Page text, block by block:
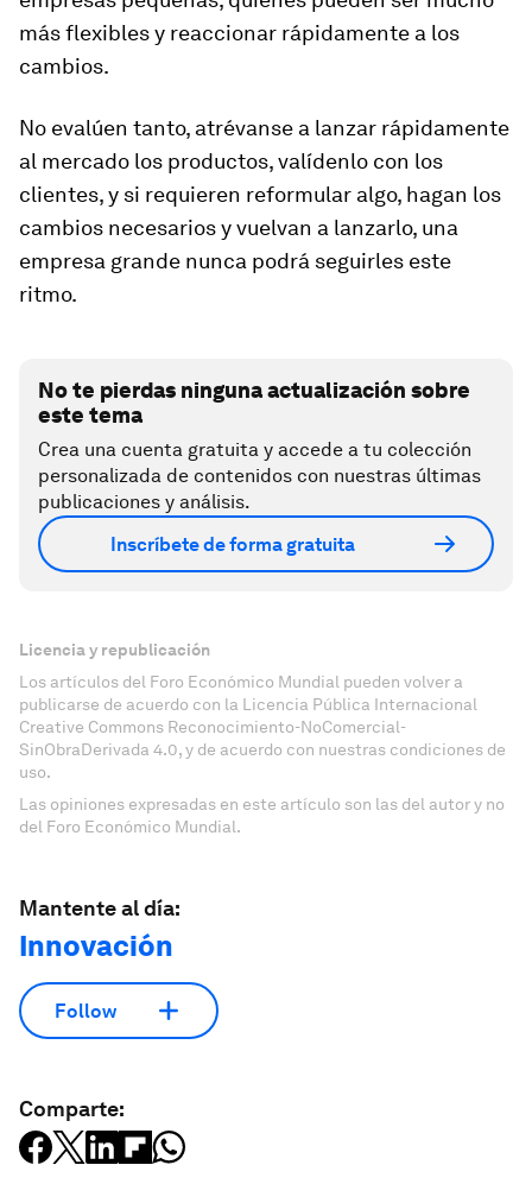
más flexibles y reaccionar rápidamente a los
cambios.
No evalúen tanto, atrévanse a lanzar rápidamente
al mercado los productos, valídenlo con los
clientes, y si requieren reformular algo, hagan los
cambios necesarios y vuelvan a lanzarlo, una
empresa grande nunca podrá seguirles este
ritmo.
No te pierdas ninguna actualización sobre
este tema
Crea una cuenta gratuita y accede a tu colección
personalizada de contenidos con nuestras últimas
publicaciones y análisis.
Inscríbete de forma gratuita
Licencia y republicación
Los artículos del Foro Económico Mundial pueden volver a
publicarse de acuerdo con la Licencia Pública Internacional
Creative Commons Reconocimiento-NoComercial-
SinObraDerivada 4.0, y de acuerdo con nuestras condiciones de
uso.
Las opiniones expresadas en este artículo son las del autor y no
del Foro Económico Mundial.
Mantente al día:
Innovación
Follow
Comparte: